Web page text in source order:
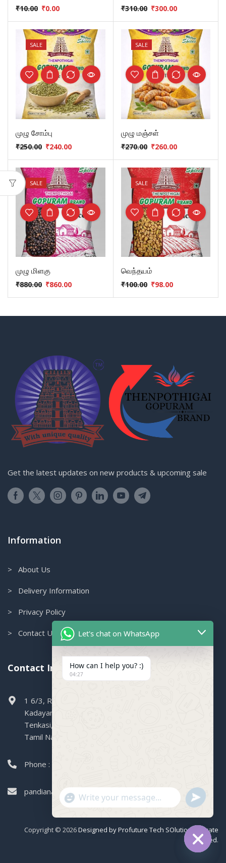
₹10.00 ₹0.00 ₹310.00 ₹300.00
SALE
முழு சோம்பு
₹250.00 ₹240.00
SALE
முழு மஞ்சள்
₹270.00 ₹260.00
SALE
முழு மிளகு
₹880.00 ₹860.00
SALE
வெந்தயம்
₹100.00 ₹98.00
Get the latest updates on new products & upcoming sale
Information
> About Us
> Delivery Information
> Privacy Policy
> Contact Us
Contact Info.
1 6/3, Railway Colony, Boganallur,
Kadayanallur,
Tenkasi,
Tamil Nadu, 627751
Phone : 99449 47004
pandianagencies1971@gmail.com
Copyright © 2026Designed by Profuture Tech SOlutions Private
Limited.
Let's chat on WhatsApp
How can I help you? :)
04:27
"+CHATY_SETTINGS.LANG.EMOJI_PICKER+"
WhatsApp
SEND
WHATSAPP
MESSAGE